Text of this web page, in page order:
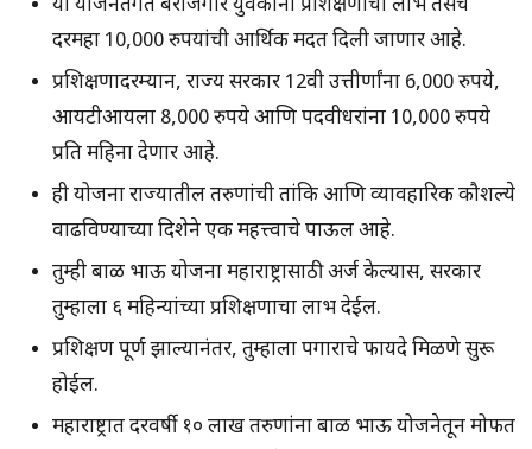
या योजनेंतर्गत बेरोजगार युवकांना प्रशिक्षणाचा लाभ तसेच
दरमहा 10,000 रुपयांची आर्थिक मदत दिली जाणार आहे.
प्रशिक्षणादरम्यान, राज्य सरकार 12वी उत्तीर्णांना 6,000 रुपये,
आयटीआयला 8,000 रुपये आणि पदवीधरांना 10,000 रुपये
प्रति महिना देणार आहे.
ही योजना राज्यातील तरुणांची तांत्रिक आणि व्यावहारिक कौशल्ये
वाढविण्याच्या दिशेने एक महत्त्वाचे पाऊल आहे.
तुम्ही बाळ भाऊ योजना महाराष्ट्रासाठी अर्ज केल्यास, सरकार
तुम्हाला ६ महिन्यांच्या प्रशिक्षणाचा लाभ देईल.
प्रशिक्षण पूर्ण झाल्यानंतर, तुम्हाला पगाराचे फायदे मिळणे सुरू
होईल.
महाराष्ट्रात दरवर्षी १० लाख तरुणांना बाळ भाऊ योजनेतून मोफत